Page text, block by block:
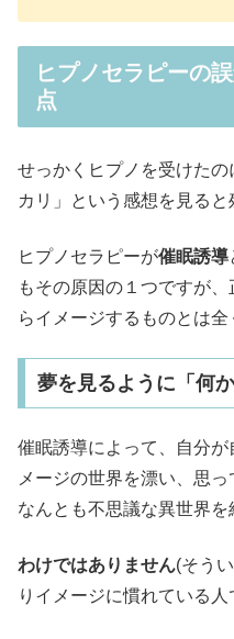
ヒプノセラピーの
点
せっかくヒプノを受けた
カリ」という感想を見ると
ヒプノセラピーが催眠誘導
もその原因の１つですが
らイメージするものとは全
夢を見るように「何
催眠誘導によって、自分
メージの世界を漂い、思
なんとも不思議な異世界を
わけではありません(そう
りイメージに慣れている人